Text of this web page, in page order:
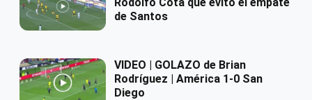
de Santos
VIDEO | GOLAZO de Brian
Rodríguez | América 1-0 San
Diego